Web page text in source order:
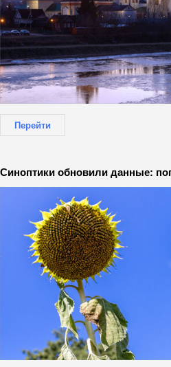
Перейти
Синоптики обновили данные: